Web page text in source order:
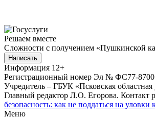
Решаем вместе
Сложности с получением «Пушкинской
Написать
Информация 12+
Регистрационный номер Эл № ФС77-
Учредитель – ГБУК «Псковская
Главный редактор Л.О. Егорова. Контакт
безопасность: как не поддаться на
Меню